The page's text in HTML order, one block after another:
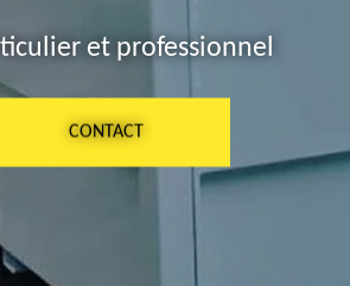
et professionnel
CONTACT